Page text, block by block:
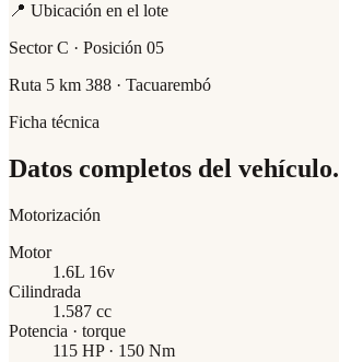
📍 Ubicación en el lote
Sector C · Posición 05
Ruta 5 km 388 · Tacuarembó
Ficha técnica
Datos completos del vehículo.
Motorización
Motor
1.6L 16v
Cilindrada
1.587 cc
Potencia · torque
115 HP · 150 Nm